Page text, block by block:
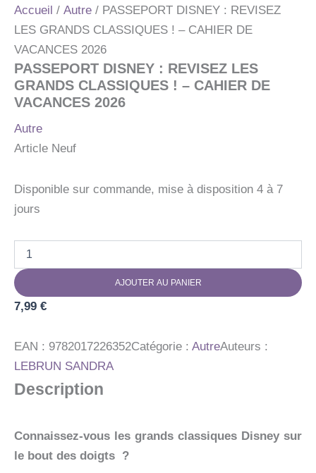
Accueil / Autre / PASSEPORT DISNEY : REVISEZ
LES GRANDS CLASSIQUES ! – CAHIER DE
VACANCES 2026
PASSEPORT DISNEY : REVISEZ LES
GRANDS CLASSIQUES ! – CAHIER DE
VACANCES 2026
Autre
Article Neuf
Disponible sur commande, mise à disposition 4 à 7
jours
PASSEPORT
DISNEY
:
GRANDS
CLASSIQUES
!
-
VACANCES
2026
AJOUTER AU PANIER
7,99 €
EAN : 9782017226352Catégorie : AutreAuteurs :
LEBRUN SANDRA
Description
Connaissez-vous les grands classiques Disney sur
le bout des doigts ?